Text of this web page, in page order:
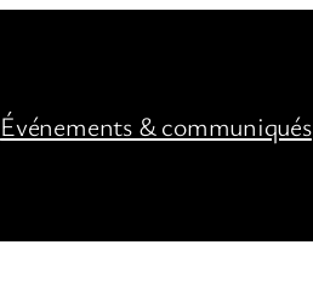
Événements & communiqués